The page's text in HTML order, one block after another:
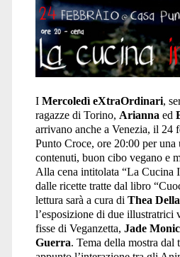
I Mercoledì eXtraOrdinari,
ragazze di Torino, Arianna ed
arrivano anche a Venezia, il 24
Punto Croce, ore 20:00 per una
contenuti, buon cibo vegano e
Alla cena intitolata “La Cucina
dalle ricette tratte dal libro
lettura sarà a cura di Thea
l’esposizione di due illustratrici
fisse di Veganzetta, Jade
Guerra. Tema della mostra dal